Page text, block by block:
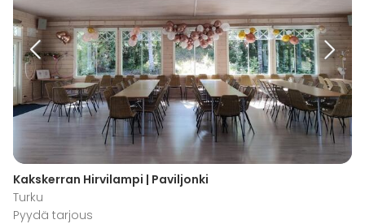
Kakskerran Hirvilampi | Paviljonki
Turku
Pyydä tarjous